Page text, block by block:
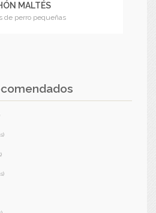
MALTÉS
de perro pequeñas